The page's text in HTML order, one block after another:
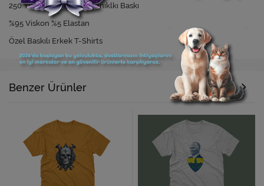
250 Yıkamaya Kadar Dayanıklkı Baskı
%95 Viskon %5 Elastan
Özel Baskılı Erkek T-Shirts
Benzer Ürünler